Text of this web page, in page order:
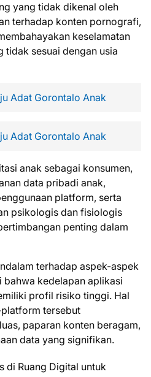
yang tidak dikenal oleh
terhadap konten pornografi,
keselamatan
tidak sesuai dengan usia
Adat Gorontalo Anak
Adat Gorontalo Anak
anak sebagai konsumen,
data pribadi anak,
platform, serta
psikologis dan fisiologis
penting dalam
terhadap aspek-aspek
kedelapan aplikasi
profil risiko tinggi. Hal
tersebut
paparan konten beragam,
data yang signifikan.